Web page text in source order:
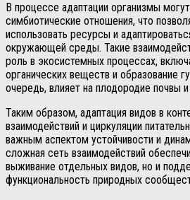
В процессе адаптации организмы могут
симбиотические отношения, что
использовать ресурсы и
окружающей среды. Такие
роль в экосистемных процессах,
органических веществ и образование
очередь, влияет на плодородие почвы
Таким образом, адаптация видов в
взаимодействий и циркуляции
важным аспектом устойчивости и
сложная сеть взаимодействий
выживание отдельных видов, но и
функциональность природных